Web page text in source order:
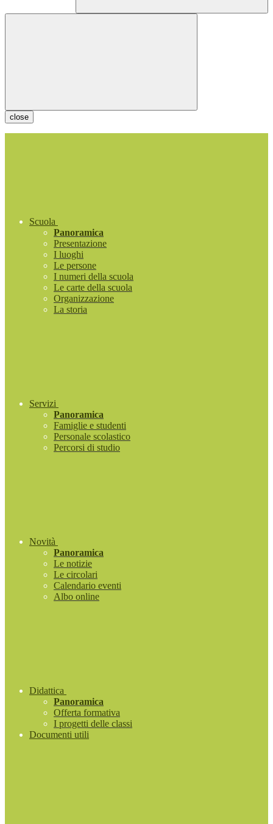
close
Scuola
Panoramica
Presentazione
I luoghi
Le persone
I numeri della scuola
Le carte della scuola
Organizzazione
La storia
Servizi
Panoramica
Famiglie e studenti
Personale scolastico
Percorsi di studio
Novità
Panoramica
Le notizie
Le circolari
Calendario eventi
Albo online
Didattica
Panoramica
Offerta formativa
I progetti delle classi
Documenti utili